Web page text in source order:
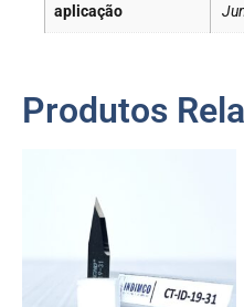
aplicação
Produtos